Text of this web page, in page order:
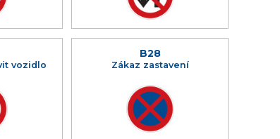
vozidlo
B28
Zákaz zastavení